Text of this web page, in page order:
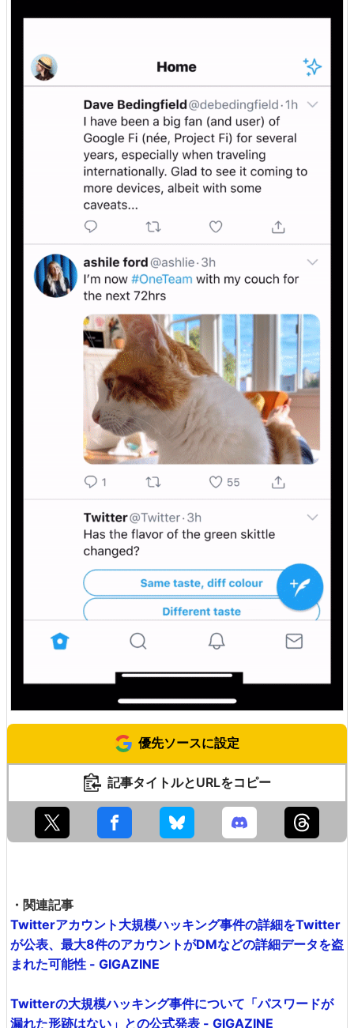
優先ソースに設定
記事タイトルとURLをコピー
・関連記事
Twitterアカウント大規模ハッキング事件の詳細をTwitter
が公表、最大8件のアカウントがDMなどの詳細データを盗
まれた可能性 - GIGAZINE
Twitterの大規模ハッキング事件について「パスワードが
漏れた形跡はない」との公式発表 - GIGAZINE